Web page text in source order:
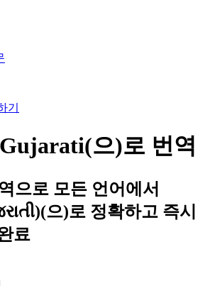
기
으)로 번역
으로 모든 언어에서
으)로 정확하고 즉시
료